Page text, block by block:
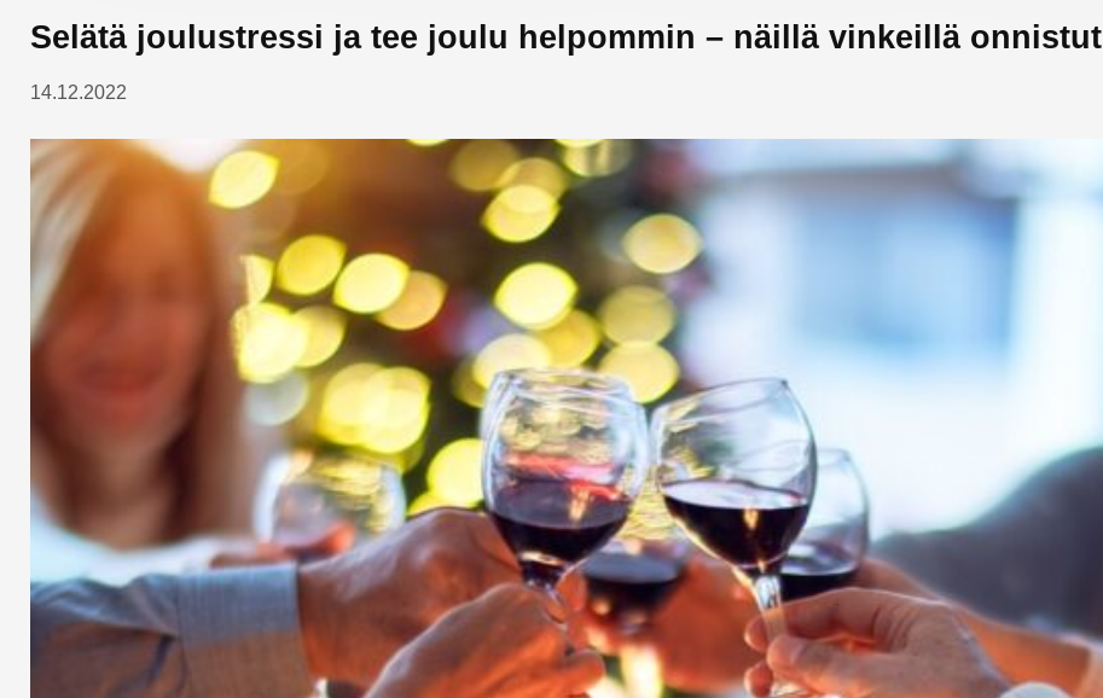
Selätä joulustressi ja tee joulu helpommin – näillä vinkeillä onnistut
14.12.2022